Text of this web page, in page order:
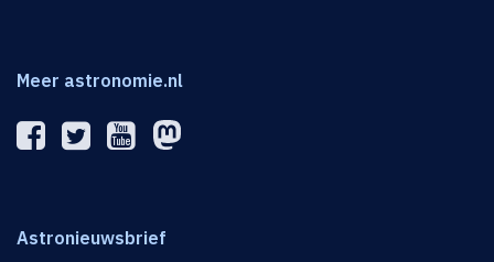
Meer astronomie.nl
Astronieuwsbrief